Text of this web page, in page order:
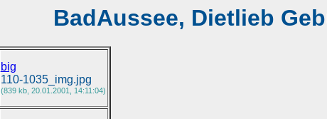
BadAussee, Dietlieb
big
110-1035_img.jpg
(839 kb, 20.01.2001, 14:11:04)